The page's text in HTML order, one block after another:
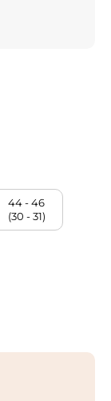
44 - 46
(30 - 31)